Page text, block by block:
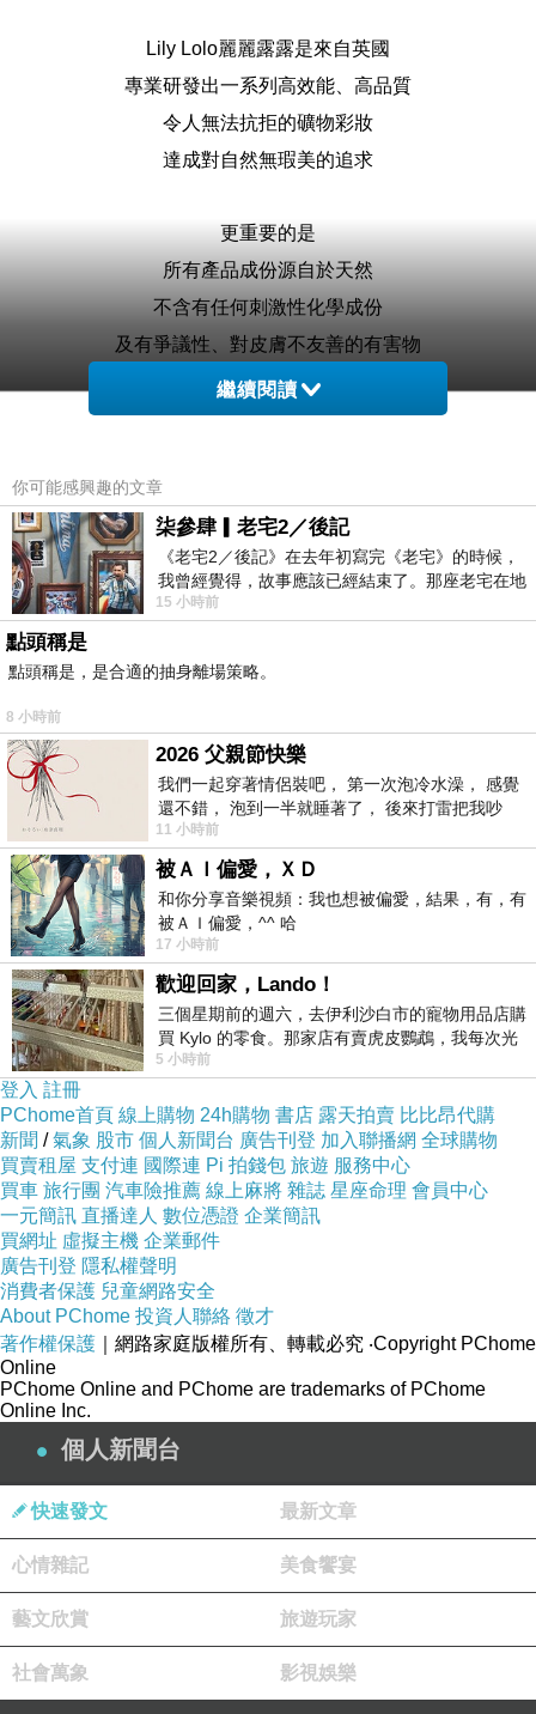
Lily Lolo麗麗露露是來自英國
專業研發出一系列高效能、高品質
令人無法抗拒的礦物彩妝
達成對自然無瑕美的追求
更重要的是
所有產品成份源自於天然
不含有任何刺激性化學成份
及有爭議性、對皮膚不友善的有害物
此外，也有「無動物實驗」的認證喔！
主要是產品不會造成毛孔堵塞、不刺激皮膚
無論是乾性肌、油性肌，或是在這兩者之間
都能有輕盈薄透、完美無瑕的妝容
重點還是用起來的感覺如何？
先簡單的做個開箱介紹
產品試用後牛皮紙袋寄來
裡面還有一層保護袋裝著
裡面就是首頁圖那些東西
黑與白加上文字的設計，走簡約風格
因為產品來自英國，所以需要有中文標示
在盒子側邊，很詳細，該有的都有
我拿到的是【Lily Lolo 礦物腮紅粉-衝浪女孩】
繼續閱讀
你可能感興趣的文章
柒參肆▎老宅2／後記
《老宅2／後記》在去年初寫完《老宅》的時候，
我曾經覺得，故事應該已經結束了。那座老宅在地
震中倒塌，七個人終於離開那片黑暗，
15 小時前
點頭稱是
點頭稱是，是合適的抽身離場策略。
8 小時前
2026 父親節快樂
我們一起穿著情侶裝吧， 第一次泡冷水澡， 感覺
還不錯， 泡到一半就睡著了， 後來打雷把我吵
醒， 手
11 小時前
被ＡＩ偏愛，ＸＤ
和你分享音樂視頻：我也想被偏愛，結果，有，有
被ＡＩ偏愛，^^ 哈
17 小時前
歡迎回家，Lando！
三個星期前的週六，去伊利沙白市的寵物用品店購
買 Kylo 的零食。那家店有賣虎皮鸚鵡，我每次光
顧都會去看一下。他們偶爾會引進 C
5 小時前
登入 註冊
PChome首頁 線上購物 24h購物 書店 露天拍賣 比比昂代購
新聞 /氣象 股市 個人新聞台 廣告刊登 加入聯播網 全球購物
買賣租屋 支付連 國際連 Pi 拍錢包 旅遊 服務中心
買車 旅行團 汽車險推薦 線上麻將 雜誌 星座命理 會員中心
一元簡訊 直播達人 數位憑證 企業簡訊
買網址 虛擬主機 企業郵件
廣告刊登 隱私權聲明
消費者保護 兒童網路安全
About PChome 投資人聯絡 徵才
著作權保護 ｜網路家庭版權所有、轉載必究 ‧Copyright PChome
Online
PChome Online and PChome are trademarks of PChome
Online Inc.
個人新聞台
快速發文 最新文章
心情雜記 美食饗宴
藝文欣賞 旅遊玩家
社會萬象 影視娛樂